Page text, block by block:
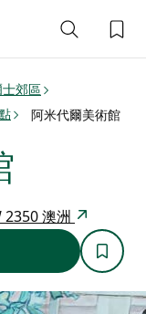
郊區
阿米代爾美術館
澳洲